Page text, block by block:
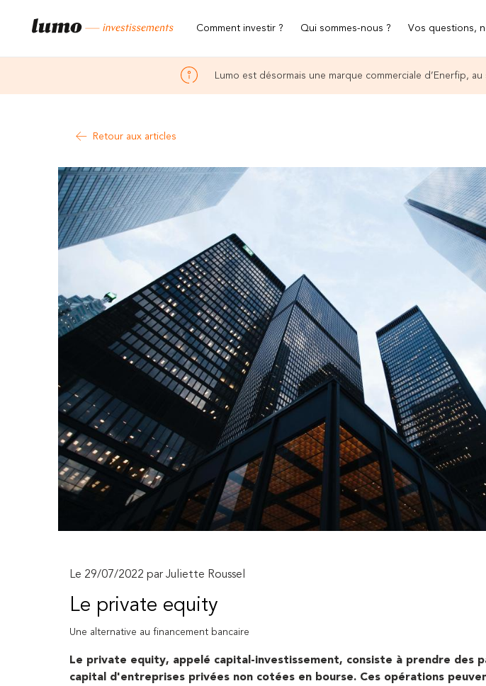
Comment investir ? Qui sommes-nous ? Vos questions,
Lumo est désormais une marque commerciale d’Enerfip,
Retour aux articles
Le 29/07/2022 par Juliette Roussel
Le private equity
Une alternative au financement bancaire
Le private equity, appelé capital-investissement, consiste à prendre des
capital d'entreprises privées non cotées en bourse. Ces opérations